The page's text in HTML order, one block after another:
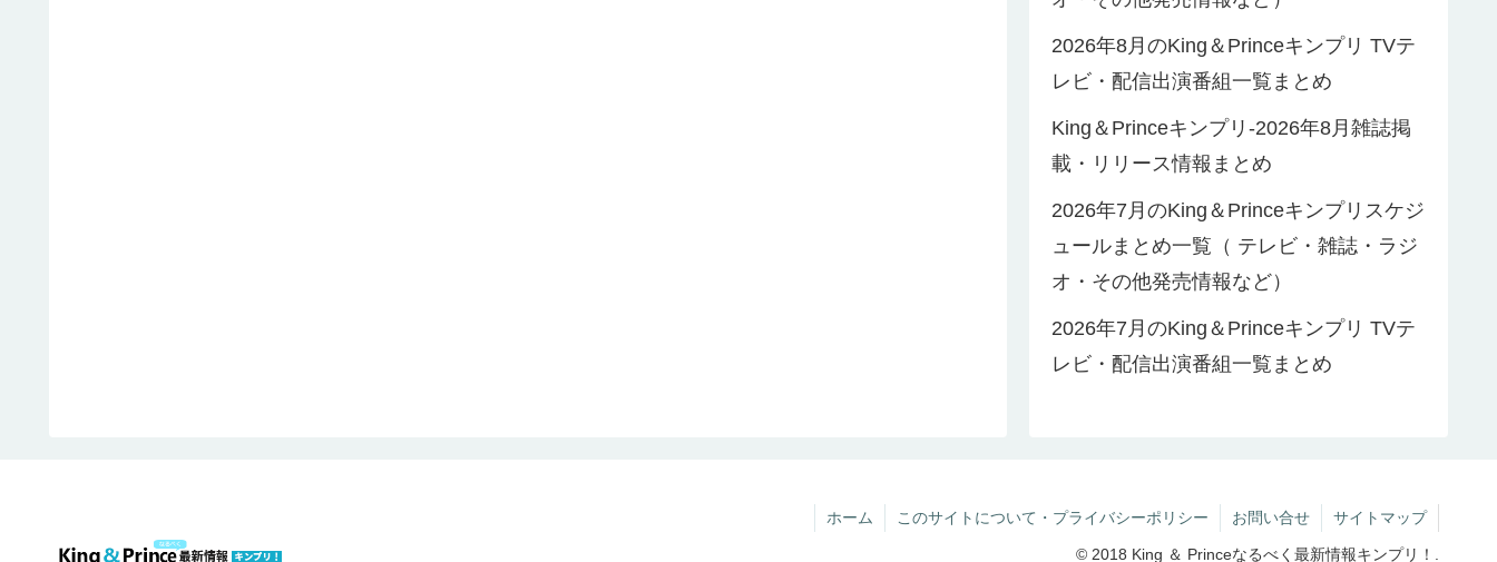
2026年8月のKing＆Princeキンプリ TVテ
レビ・配信出演番組一覧まとめ
King＆Princeキンプリ-2026年8月雑誌掲
載・リリース情報まとめ
2026年7月のKing＆Princeキンプリスケジ
ュールまとめ一覧（ テレビ・雑誌・ラジ
オ・その他発売情報など）
2026年7月のKing＆Princeキンプリ TVテ
レビ・配信出演番組一覧まとめ
ホーム このサイトについて・プライバシーポリシー お問い合せ サイトマップ
© 2018 King ＆ Princeなるべく最新情報キンプリ！.